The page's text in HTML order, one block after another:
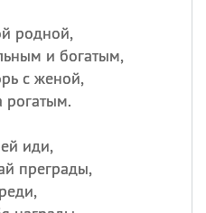
родной,
и богатым,
с женой,
рогатым.
иди,
преграды,